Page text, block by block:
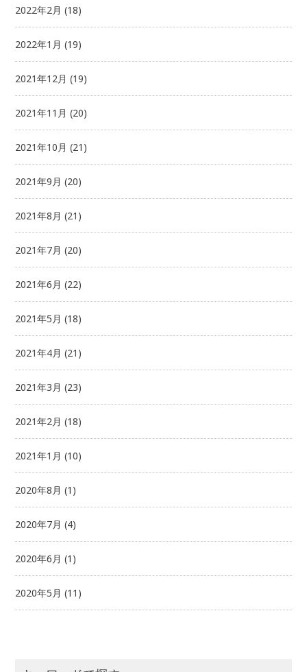
2022年2月 (18)
2022年1月 (19)
2021年12月 (19)
2021年11月 (20)
2021年10月 (21)
2021年9月 (20)
2021年8月 (21)
2021年7月 (20)
2021年6月 (22)
2021年5月 (18)
2021年4月 (21)
2021年3月 (23)
2021年2月 (18)
2021年1月 (10)
2020年8月 (1)
2020年7月 (4)
2020年6月 (1)
2020年5月 (11)